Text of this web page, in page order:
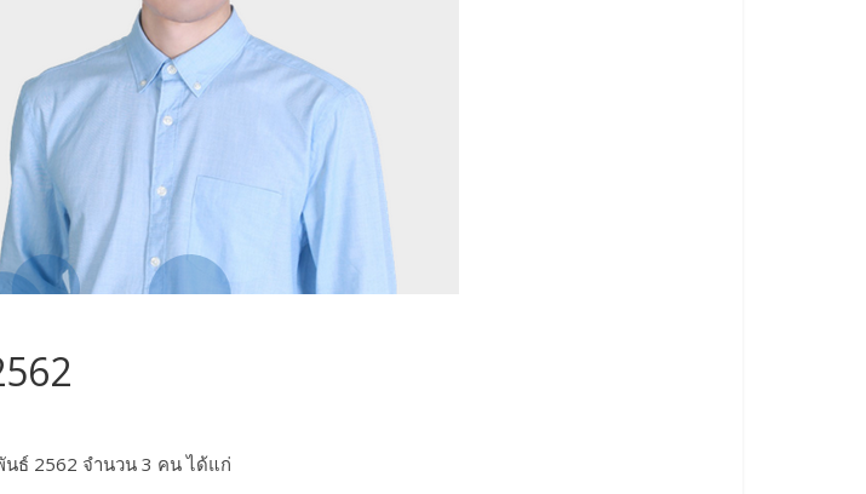
ธ์ 2562 จำนวน 3 คน ได้แก่